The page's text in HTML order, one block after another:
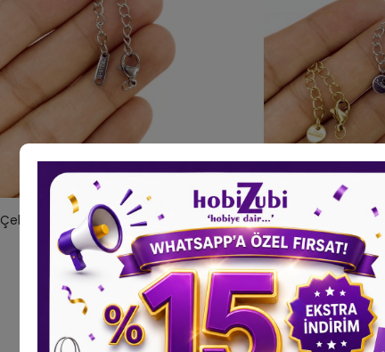
Çelik Uzatma Orjinallik Aparatlı Nikel
- 3x10mm
20,00 TL
Çelik Uzatma
-
25,00